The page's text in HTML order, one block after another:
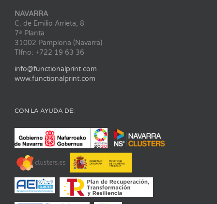
NAVARRA
C. de Emilio Arrieta, 8
7ª Planta
31002 Pamplona (Navarra)
Tlfno: +722 19 63 36
info@functionalprint.com
www.functionalprint.com
CON LA AYUDA DE: